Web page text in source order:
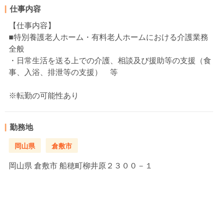
仕事内容
【仕事内容】
■特別養護老人ホーム・有料老人ホームにおける介護業務
全般
・日常生活を送る上での介護、相談及び援助等の支援（食
事、入浴、排泄等の支援） 等
※転勤の可能性あり
勤務地
岡山県 倉敷市
岡山県 倉敷市 船穂町柳井原２３００－１